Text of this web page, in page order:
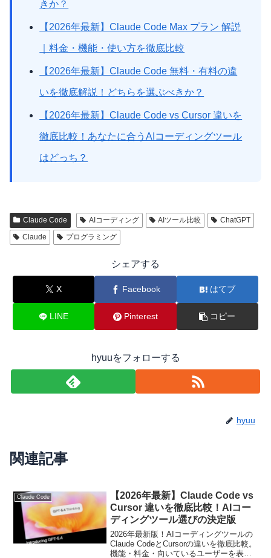
きか？
【2026年最新】Claude Code Max プラン 解説
｜料金・機能・使い方を徹底比較
【2026年最新】Claude Code 無料・有料の違
いを徹底解説！どちらを選ぶべきか？
【2026年最新】Claude Code vs Cursor 違いを
徹底比較！あなたに合うAIコーディングツール
はどっち？
Claude Code AIコーディング AIツール比較
ChatGPT
Claude
プログラミング
シェアする
X Facebook はてブ
LINE Pinterest コピー
hyuuをフォローする
hyuu
関連記事
Claude Code
【2026年最新】Claude Code vs
Cursor 違いを徹底比較！AIコー
ディングツール選びの決定版
2026年最新版！AIコーディングツールの
Claude CodeとCursorの違いを徹底比較。
機能・料金・向いているユーザーを表付